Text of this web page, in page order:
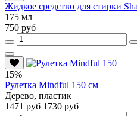
Жидкое средство для стирки
175 мл
750 руб
15%
Рулетка Mindful 150 см
Дерево, пластик
1471 руб 1730 руб